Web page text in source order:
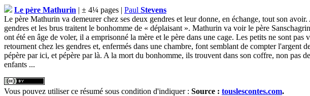
Le père Mathurin | ± 4¼ pages | Paul Stevens
Le père Mathurin va demeurer chez ses deux gendres et leur donne, en échange, tout son
gendres et les brus traitent le bonhomme de « déplaisant ». Mathurin va voir le père
ont été en âge de voler, il a emprisonné la mère et le père dans une cage. Les petits ne sont
retournent chez les gendres et, enfermés dans une chambre, font semblant de compter
pépère par ici, et pépère par là. A la mort du bonhomme, ils trouvent dans son coffre, non pas
enfants ...
Vous pouvez utiliser ce résumé sous condition d'indiquer : Source : touslescontes.com.